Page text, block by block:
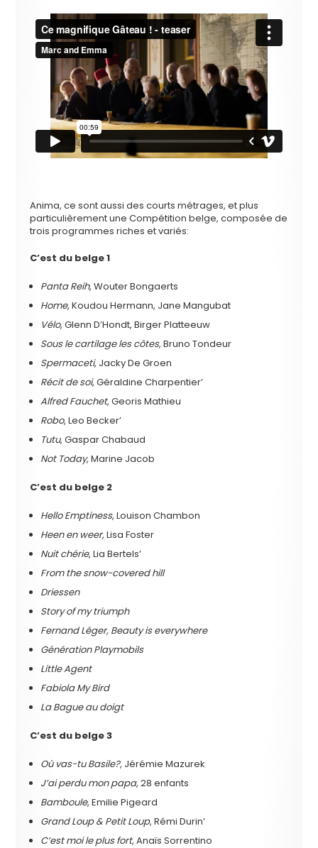
Anima, ce sont aussi des courts métrages, et plus
particulièrement une Compétition belge, composée de
trois programmes riches et variés:
C’est du belge 1
Panta Reih, Wouter Bongaerts
Home, Koudou Hermann, Jane Mangubat
Vélo, Glenn D’Hondt, Birger Platteeuw
Sous le cartilage les côtes, Bruno Tondeur
Spermaceti, Jacky De Groen
Récit de soi, Géraldine Charpentier’
Alfred Fauchet, Georis Mathieu
Robo, Leo Becker’
Tutu, Gaspar Chabaud
Not Today, Marine Jacob
C’est du belge 2
Hello Emptiness, Louison Chambon
Heen en weer, Lisa Foster
Nuit chérie, Lia Bertels’
From the snow-covered hill
Driessen
Story of my triumph
Fernand Léger, Beauty is everywhere
Génération Playmobils
Little Agent
Fabiola My Bird
La Bague au doigt
C’est du belge 3
Où vas-tu Basile?, Jérémie Mazurek
J’ai perdu mon papa, 28 enfants
Bamboule, Emilie Pigeard
Grand Loup & Petit Loup, Rémi Durin’
C’est moi le plus fort, Anaïs Sorrentino